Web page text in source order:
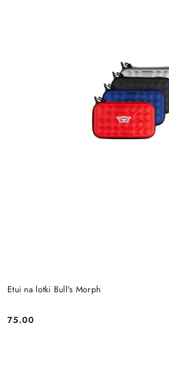
Etui na lotki Bull's Morph
Cena:
75.00